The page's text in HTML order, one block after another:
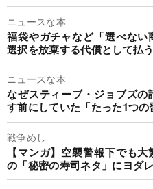
ニュースな本
福袋やガチャなど「選べない
選択を放棄する代償として払
ニュースな本
なぜスティーブ・ジョブズ
す前にしていた「たった1つの
戦争めし
【マンガ】空襲警報下でも
の「秘密の寿司ネタ」にヨダ